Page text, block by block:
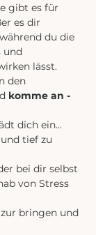
gibt es für
es dir
du die
und
lässt.
den
komme an -
dich ein...
tief zu
bei dir selbst
von Stress
bringen und